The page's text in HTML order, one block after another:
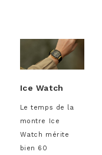
Ice Watch
Le temps de la
montre Ice
Watch mérite
bien 60